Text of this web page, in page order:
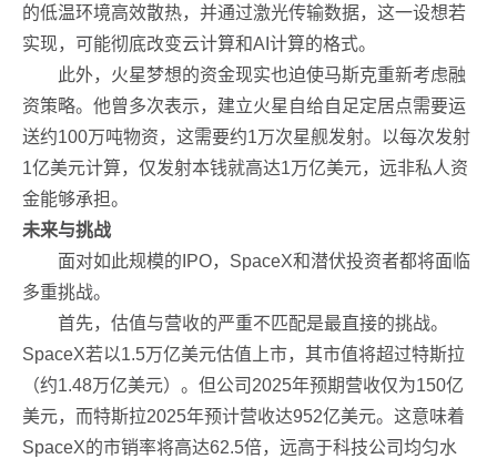
的低温环境高效散热，并通过激光传输数据，这一设想若
实现，可能彻底改变云计算和AI计算的格式。
此外，火星梦想的资金现实也迫使马斯克重新考虑融
资策略。他曾多次表示，建立火星自给自足定居点需要运
送约100万吨物资，这需要约1万次星舰发射。以每次发射
1亿美元计算，仅发射本钱就高达1万亿美元，远非私人资
金能够承担。
未来与挑战
面对如此规模的IPO，SpaceX和潜伏投资者都将面临
多重挑战。
首先，估值与营收的严重不匹配是最直接的挑战。
SpaceX若以1.5万亿美元估值上市，其市值将超过特斯拉
（约1.48万亿美元）。但公司2025年预期营收仅为150亿
美元，而特斯拉2025年预计营收达952亿美元。这意味着
SpaceX的市销率将高达62.5倍，远高于科技公司均匀水